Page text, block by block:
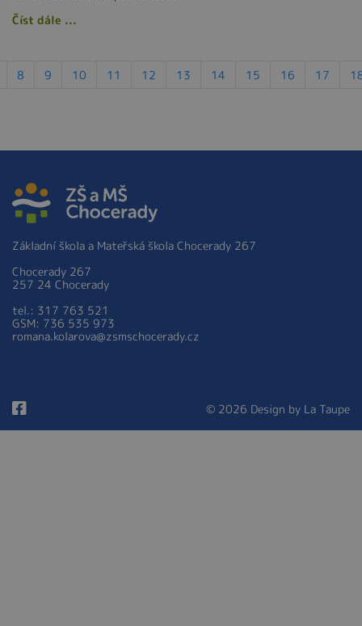
Číst dále ...
8 9 10 11 12 13 14 15 16 17
Základní škola a Mateřská škola Chocerady 267
Chocerady 267
257 24 Chocerady
tel.: 317 763 521
GSM: 736 535 973
romana.kolarova@zsmschocerady.cz
© 2026 Design by La Taupe